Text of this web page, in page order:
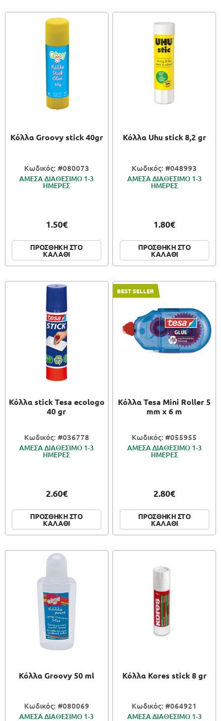
Κόλλα Groovy stick 40gr
Κωδικός: #080073
ΑΜΕΣΑ ΔΙΑΘΕΣΙΜΟ 1-3
ΗΜΕΡΕΣ
1.50€
ΠΡΟΣΘΗΚΗ ΣΤΟ
ΚΑΛΑΘΙ
Κόλλα Uhu stick 8,2 gr
Κωδικός: #048993
ΑΜΕΣΑ ΔΙΑΘΕΣΙΜΟ 1-3
ΗΜΕΡΕΣ
1.80€
ΠΡΟΣΘΗΚΗ ΣΤΟ
ΚΑΛΑΘΙ
Κόλλα stick Tesa ecologo
40 gr
Κωδικός: #036778
ΑΜΕΣΑ ΔΙΑΘΕΣΙΜΟ 1-3
ΗΜΕΡΕΣ
2.60€
ΠΡΟΣΘΗΚΗ ΣΤΟ
ΚΑΛΑΘΙ
BEST SELLER
Κόλλα Tesa Mini Roller 5
mm x 6 m
Κωδικός: #055955
ΑΜΕΣΑ ΔΙΑΘΕΣΙΜΟ 1-3
ΗΜΕΡΕΣ
2.80€
ΠΡΟΣΘΗΚΗ ΣΤΟ
ΚΑΛΑΘΙ
Κόλλα Groovy 50 ml
Κωδικός: #080069
ΑΜΕΣΑ ΔΙΑΘΕΣΙΜΟ 1-3
Κόλλα Kores stick 8 gr
Κωδικός: #064921
ΑΜΕΣΑ ΔΙΑΘΕΣΙΜΟ 1-3